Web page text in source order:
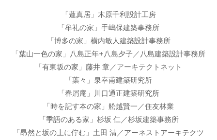
「蓮真居」木原千利設計工房
「牟礼の家」手嶋保建築事務所
「博多の家」横内敏人建築設計事務所
「葉山一色の家」八島正年+八島夕子／八島建築設計事務所
「有東坂の家」藤井 章／アーキテクトネット
「葉々」泉幸甫建築研究所
「春屑庵」川口通正建築研究所
「時を記す本の家」舩越賢一／住友林業
「季語のある家」杉坂 仁／杉坂建築事務所
「昂然と坂の上に佇む」土田 清／アーネストアーキテクツ